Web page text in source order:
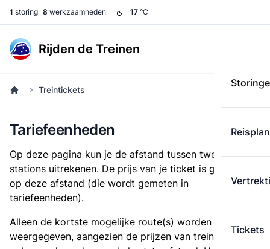
1 storing 8 werkzaamheden 17 °C
Rijden de Treinen
Tickets
Treintickets
Tariefeenheden
Op deze pagina kun je de afstand tussen twee
stations uitrekenen. De prijs van je ticket is gebaseerd
op deze afstand (die wordt gemeten in
tariefeenheden).
Alleen de kortste mogelijke route(s) worden
weergegeven, aangezien de prijzen van treintickets